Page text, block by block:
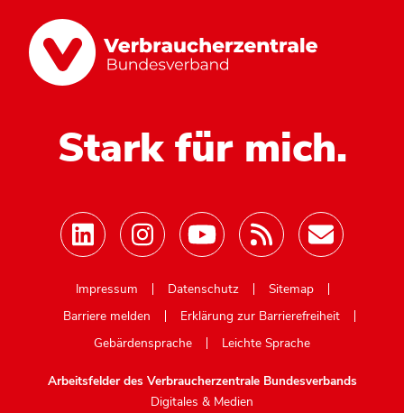
Stark für mich.
Impressum
Datenschutz
Sitemap
Barriere melden
Erklärung zur Barrierefreiheit
Gebärdensprache
Leichte Sprache
Arbeitsfelder des Verbraucherzentrale Bundesverbands
Digitales & Medien